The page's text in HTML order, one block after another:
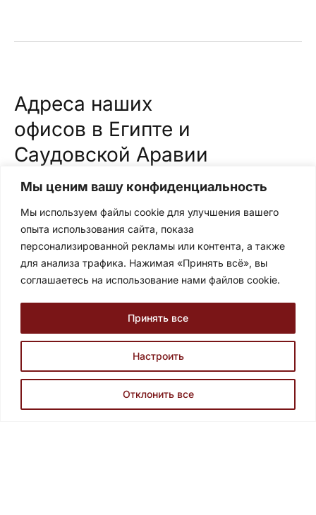
Мы ценим вашу конфиденциальность
Мы используем файлы cookie для улучшения вашего
опыта использования сайта, показа
персонализированной рекламы или контента, а также
для анализа трафика. Нажимая «Принять всё», вы
соглашаетесь на использование нами файлов cookie.
Настроить
Отклонить все
Принять все
Адреса наших
офисов в Египте и
Саудовской Аравии
Торговый центр Сафва, ул. принца Мамдуха бин
Абдулазиза, офис № 38, 2 этаж, Сулеймания, Эр-
Рияд, Саудовская Аравия.
Египет
ул. Аль-Тайаран 24, 7 этаж Наср Сити, Каир, Египет.
Условия и политика конфиденциальности
© 2026 Все права защищены